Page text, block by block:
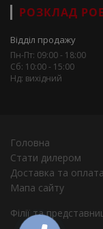
РОЗКЛАД
Відділ продажу
Пн-Пт: 09:00 - 18:00
Сб: 10:00 - 15:00
Нд: вихідний
Головна
Стати дилером
Доставка та оплата
Мапа сайту
Філії та